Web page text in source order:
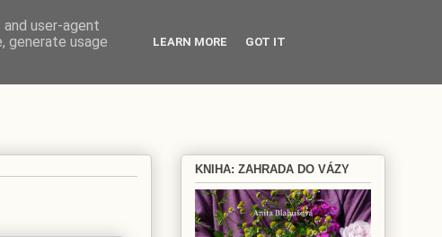
KNIHA: ZAHRADA DO VÁZY
user-agent
generate usage
LEARN MORE GOT IT